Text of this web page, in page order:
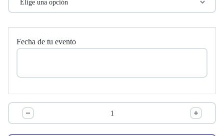
Fecha de tu evento